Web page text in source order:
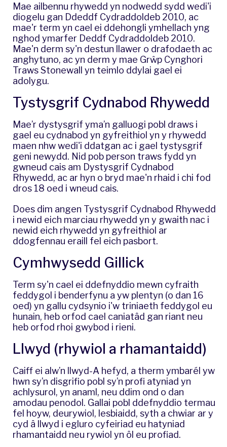
Mae ailbennu rhywedd yn nodwedd sydd wedi'i
diogelu gan Ddeddf Cydraddoldeb 2010, ac
mae'r term yn cael ei ddehongli ymhellach yng
nghod ymarfer Deddf Cydraddoldeb 2010.
Mae'n derm sy'n destun llawer o drafodaeth ac
anghytuno, ac yn derm y mae Grŵp Cynghori
Traws Stonewall yn teimlo ddylai gael ei
adolygu.
Tystysgrif Cydnabod Rhywedd
Mae’r dystysgrif yma’n galluogi pobl draws i
gael eu cydnabod yn gyfreithiol yn y rhywedd
maen nhw wedi'i ddatgan ac i gael tystysgrif
geni newydd. Nid pob person traws fydd yn
gwneud cais am Dystysgrif Cydnabod
Rhywedd, ac ar hyn o bryd mae'n rhaid i chi fod
dros 18 oed i wneud cais.
​Does dim angen Tystysgrif Cydnabod Rhywedd
i newid eich marciau rhywedd yn y gwaith nac i
newid eich rhywedd yn gyfreithiol ar
ddogfennau eraill fel eich pasbort.
Cymhwysedd Gillick
Term sy'n cael ei ddefnyddio mewn cyfraith
feddygol i benderfynu a yw plentyn (o dan 16
oed) yn gallu cydsynio i'w triniaeth feddygol eu
hunain, heb orfod cael caniatâd gan riant neu
heb orfod rhoi gwybod i rieni.
Llwyd (rhywiol a rhamantaidd)
Caiff ei alw’n llwyd-A hefyd, a therm ymbarél yw
hwn sy’n disgrifio pobl sy’n profi atyniad yn
achlysurol, yn anaml, neu ddim ond o dan
amodau penodol. Gallai pobl ddefnyddio termau
fel hoyw, deurywiol, lesbiaidd, syth a chwiar ar y
cyd â llwyd i egluro cyfeiriad eu hatyniad
rhamantaidd neu rywiol yn ôl eu profiad.